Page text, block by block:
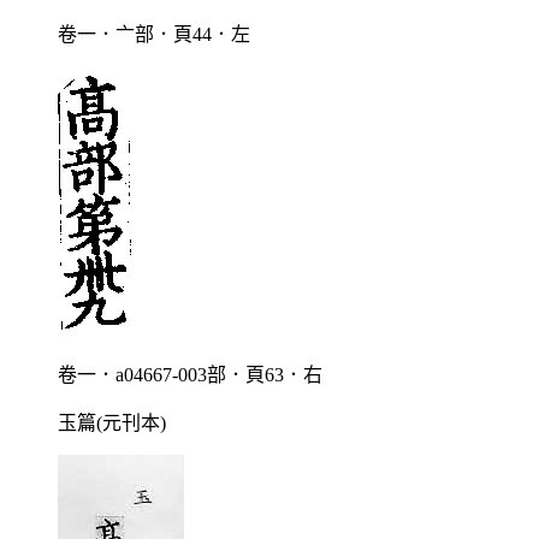
卷一．亠部．頁44．左
卷一．a04667-003部．頁63．右
玉篇(元刊本)